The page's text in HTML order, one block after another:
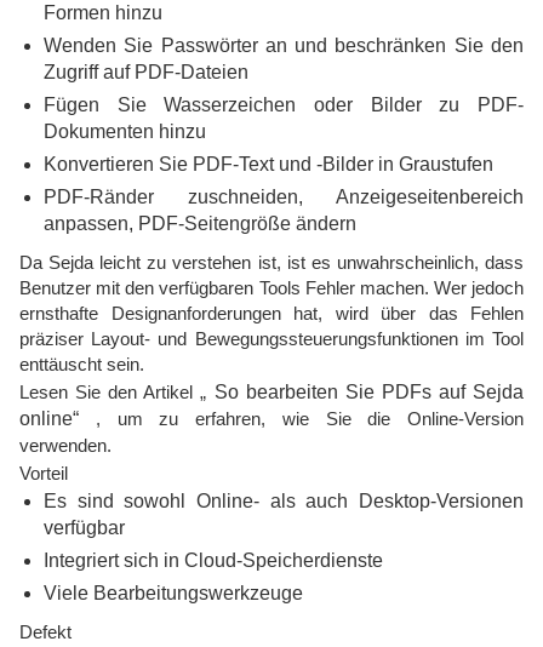
Formen hinzu
Wenden Sie Passwörter an und beschränken Sie den
Zugriff auf PDF-Dateien
Fügen Sie Wasserzeichen oder Bilder zu PDF-
Dokumenten hinzu
Konvertieren Sie PDF-Text und -Bilder in Graustufen
PDF-Ränder zuschneiden, Anzeigeseitenbereich
anpassen, PDF-Seitengröße ändern
Da Sejda leicht zu verstehen ist, ist es unwahrscheinlich, dass
Benutzer mit den verfügbaren Tools Fehler machen. Wer jedoch
ernsthafte Designanforderungen hat, wird über das Fehlen
präziser Layout- und Bewegungssteuerungsfunktionen im Tool
enttäuscht sein.
Lesen Sie den Artikel „ So bearbeiten Sie PDFs auf Sejda
online“ , um zu erfahren, wie Sie die Online-Version
verwenden.
Vorteil
Es sind sowohl Online- als auch Desktop-Versionen
verfügbar
Integriert sich in Cloud-Speicherdienste
Viele Bearbeitungswerkzeuge
Defekt